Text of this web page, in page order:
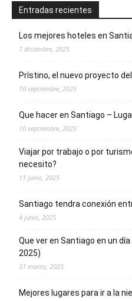
Entradas recientes
Los mejores hoteles en
7 diciembre, 2025
Prístino, el nuevo proyecto
10 septiembre, 2025
Que hacer en Santiago –
10 septiembre, 2025
Viajar por trabajo o por
necesito?
11 junio, 2025
Santiago tendra conexión
4 junio, 2025
Que ver en Santiago en un
2025)
31 marzo, 2025
Mejores lugares para ir a la